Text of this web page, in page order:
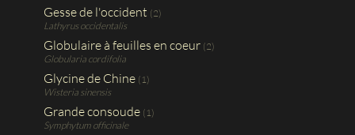
Gesse de l'occident (2)
Lathyrus occidentalis
Globulaire à feuilles en coeur (2)
Globularia cordifolia
Glycine de Chine (1)
Wisteria sinensis
Grande consoude (1)
Symphytum officinale